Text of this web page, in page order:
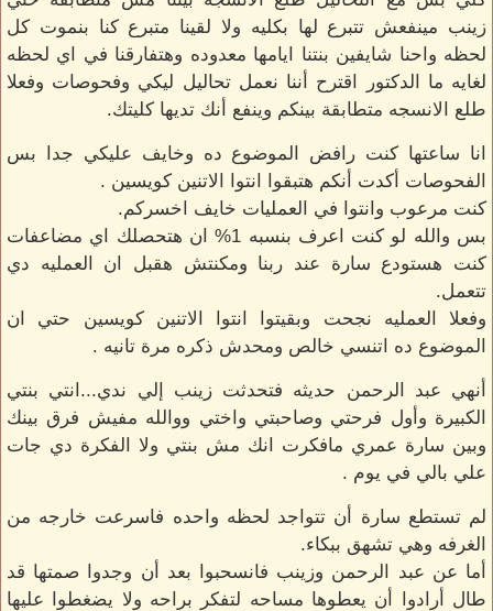
زينب مينفعش تتبرع لها بكليه ولا لقينا متبرع كنا بنموت كل
لحظه واحنا شايفين بنتنا ايامها معدوده وهتفارقنا في اي لحظه
لغايه ما الدكتور اقترح أننا نعمل تحاليل ليكي وفحوصات وفعلا
طلع الانسجه متطابقة بينكم وينفع أنك تديها كليتك.
انا ساعتها كنت رافض الموضوع ده وخايف عليكي جدا بس
الفحوصات أكدت أنكم هتبقوا انتوا الاتنين كويسين .
كنت مرعوب وانتوا في العمليات خايف اخسركم.
بس والله لو كنت اعرف بنسبه 1% ان هتحصلك اي مضاعفات
كنت هستودع سارة عند ربنا ومكنتش هقبل ان العمليه دي
تتعمل.
وفعلا العمليه نجحت وبقيتوا انتوا الاتنين كويسين حتي ان
الموضوع ده اتنسي خالص ومحدش ذكره مرة تانيه .
أنهي عبد الرحمن حديثه فتحدثت زينب إلي ندي...انتي بنتي
الكبيرة وأول فرحتي وصاحبتي واختي ووالله مفيش فرق بينك
وبين سارة عمري مافكرت انك مش بنتي ولا الفكرة دي جات
علي بالي في يوم .
لم تستطع سارة أن تتواجد لحظه واحده فاسرعت خارجه من
الغرفه وهي تشهق ببكاء.
أما عن عبد الرحمن وزينب فانسحبوا بعد أن وجدوا صمتها قد
طال أرادوا أن يعطوها مساحه لتفكر براحه ولا يضغطوا عليها